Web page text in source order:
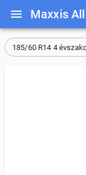
185/60 R14 4